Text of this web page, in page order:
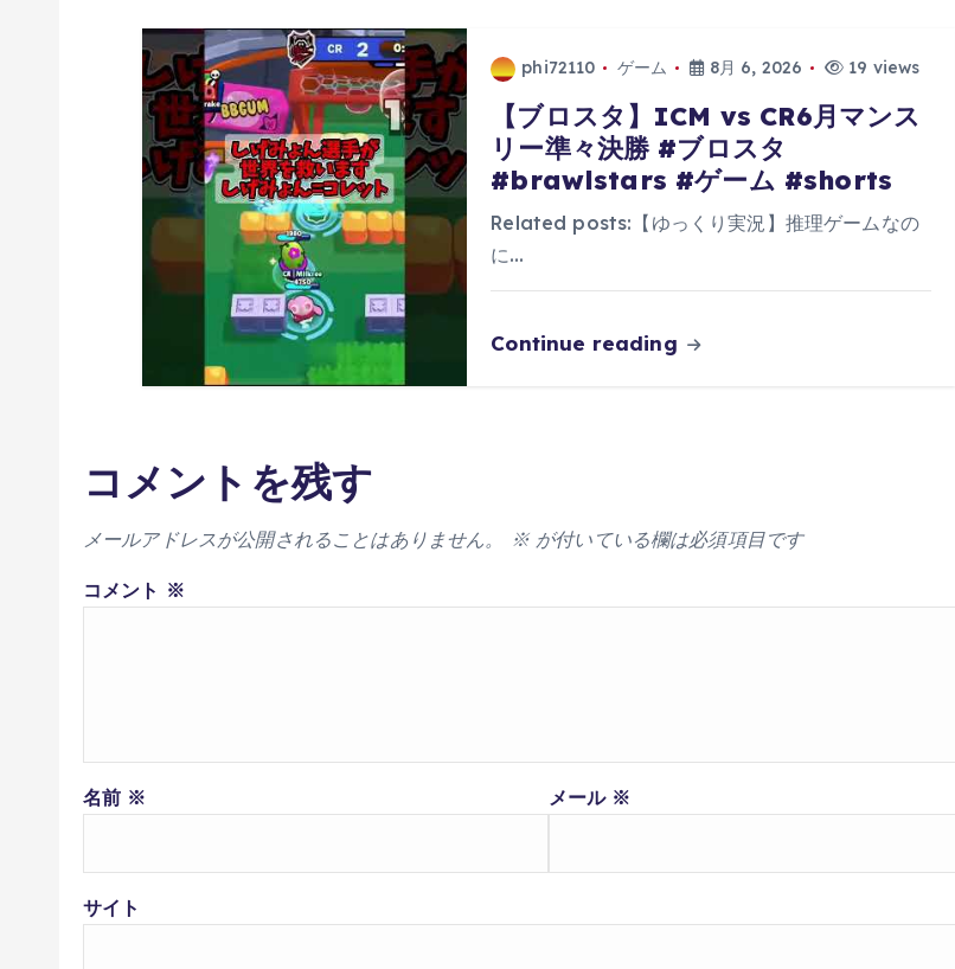
phi72110 ゲーム 8月 6, 2026 19 views
【ブロスタ】ICM vs CR6月マンス
リー準々決勝 #ブロスタ
#brawlstars #ゲーム #shorts
Related posts:【ゆっくり実況】推理ゲームなの
に…
Continue reading
コメントを残す
メールアドレスが公開されることはありません。 ※が付いている欄は必須項目です
コメント ※
名前 ※ メール ※
サイト